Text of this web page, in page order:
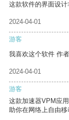
这款软件的界面设计
2024-04-01
游客
我喜欢这个软件 作
2024-04-01
游客
这款加速器VPM应
助你在网络上自由移